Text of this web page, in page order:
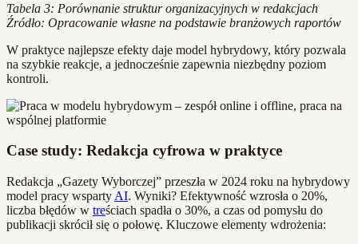
Tabela 3: Porównanie struktur organizacyjnych w redakcjach
Źródło: Opracowanie własne na podstawie branżowych raportów
W praktyce najlepsze efekty daje model hybrydowy, który pozwala
na szybkie reakcje, a jednocześnie zapewnia niezbędny poziom
kontroli.
Case study: Redakcja cyfrowa w praktyce
Redakcja „Gazety Wyborczej” przeszła w 2024 roku na hybrydowy
model pracy wsparty AI. Wyniki? Efektywność wzrosła o 20%,
liczba błędów w treściach spadła o 30%, a czas od pomysłu do
publikacji skrócił się o połowę. Kluczowe elementy wdrożenia: